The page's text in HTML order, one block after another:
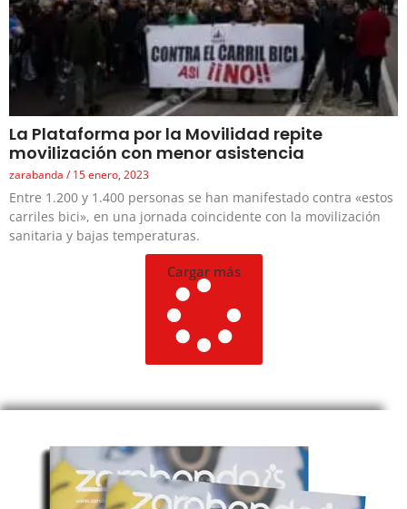
La Plataforma por la Movilidad repite
movilización con menor asistencia
zarabanda 15 enero, 2023
Entre 1.200 y 1.400 personas se han manifestado contra «estos
carriles bici», en una jornada coincidente con la movilización
sanitaria y bajas temperaturas.
Cargar más